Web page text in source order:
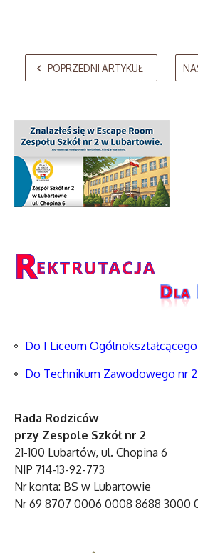
AdmirorGallery 5.2.0, author/sVasiljevski Kekeljevic.
POPRZEDNI ARTYKUŁ
Do I Liceum Ogólnokształcącego
Do Technikum Zawodowego nr 2
Rada Rodziców
przy Zespole Szkół nr 2
21-100 Lubartów, ul. Chopina 6
NIP 714-13-92-773
Nr konta: BS w Lubartowie
Nr 69 8707 0006 0008 8688 3000